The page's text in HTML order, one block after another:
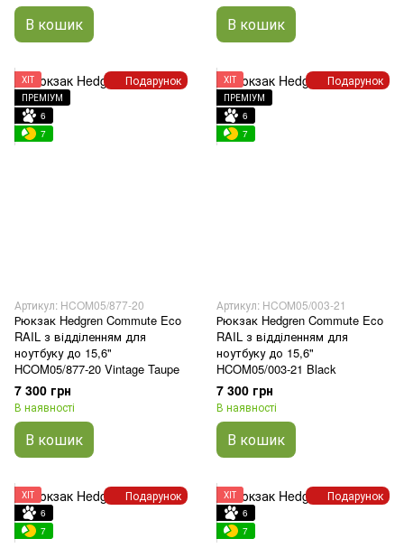
В кошик В кошик
Подарунок
ХІТ
ПРЕМІУМ
6
7
Артикул: HCOM05/877-20
Рюкзак Hedgren Commute Eco
RAIL з відділенням для
ноутбуку до 15,6"
HCOM05/877-20 Vintage Taupe
7 300 грн
В наявності
В кошик
Подарунок
ХІТ
ПРЕМІУМ
6
7
Артикул: HCOM05/003-21
Рюкзак Hedgren Commute Eco
RAIL з відділенням для
ноутбуку до 15,6"
HCOM05/003-21 Black
7 300 грн
В наявності
В кошик
Подарунок
ХІТ
6
7
Подарунок
ХІТ
6
7